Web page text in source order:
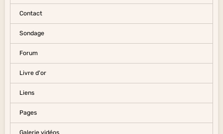
Contact
Sondage
Forum
Livre d'or
Liens
Pages
Galerie vidéos